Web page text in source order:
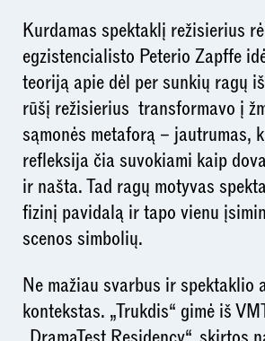
Kurdamas spektaklį režisierius
egzistencialisto Peterio Zapffe
teoriją apie dėl per sunkių ragų
rūšį režisierius transformavo į
sąmonės metaforą – jautrumas,
refleksija čia suvokiami kaip
ir našta. Tad ragų motyvas
fizinį pavidalą ir tapo vienu
scenos simbolių.
Ne mažiau svarbus ir spektaklio
kontekstas. „Trukdis“ gimė iš